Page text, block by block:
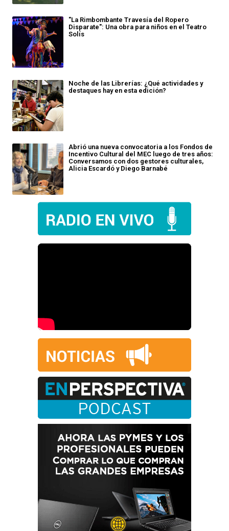
"La Rimbombante Travesía del Ropero
Disparate": Una obra para niños en el Teatro
Solís
Noche de las Librerías: ¿Qué actividades y
destaques hay en esta edición?
Abrió una nueva convocatoria a los Fondos de
Incentivo Cultural del MEC luego de tres años:
Conversamos con dos gestores culturales,
Alicia Escardó y Diego Barnabé